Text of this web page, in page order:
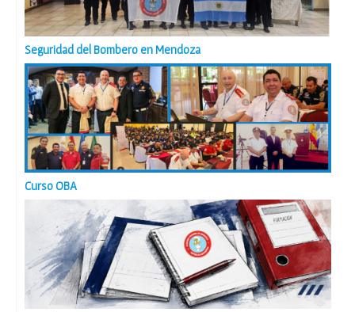
Seguridad del Bombero en Mendoza
Curso OBA